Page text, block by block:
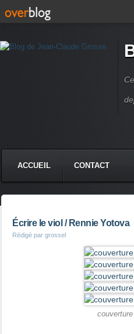
ACCUEIL CONTACT
Écrire le viol / Rennie Yotova
Rédigé par grossel